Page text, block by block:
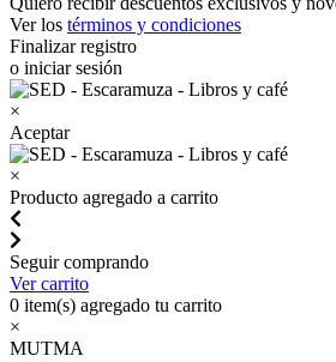
Ver los términos y condiciones
Finalizar registro
o iniciar sesión
×
Aceptar
×
Producto agregado a carrito
Seguir comprando
Ver carrito
0 item(s) agregado tu carrito
×
MUTMA